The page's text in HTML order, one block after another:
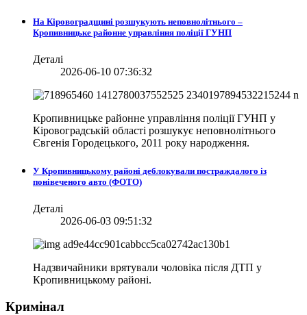
На Кіровоградщині розшукують неповнолітнього –
Кропивницьке районне управління поліції ГУНП
Деталі
2026-06-10 07:36:32
Кропивницьке районне управління поліції ГУНП у
Кіровоградській області розшукує неповнолітнього
Євгенія Городецького, 2011 року народження.
У Кропивницькому районі деблокували постраждалого із
понівеченого авто (ФОТО)
Деталі
2026-06-03 09:51:32
Надзвичайники врятували чоловіка після ДТП у
Кропивницькому районі.
Кримінал